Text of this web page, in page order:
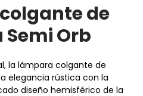
de
Orb
la lámpara colgante de
elegancia rústica con la
diseño hemisférico de la